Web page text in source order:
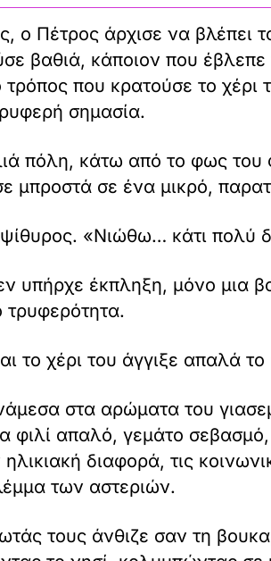
ο Πέτρος άρχισε να
βαθιά, κάποιον που
που κρατούσε το χέρι
σημασία.
πόλη, κάτω από το φως του
μπροστά σε ένα μικρό,
«Νιώθω… κάτι πολύ
υπήρχε έκπληξη, μόνο μια
τρυφερότητα.
το χέρι του άγγιξε απαλά
στα αρώματα του
φιλί απαλό, γεμάτο
διαφορά, τις
των αστεριών.
τους άνθιζε σαν τη